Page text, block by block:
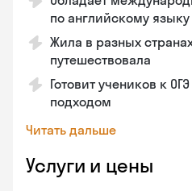
по английскому языку
Жила в разных
путешествовала
Готовит учеников к
подходом
Читать дальше
Услуги и цены